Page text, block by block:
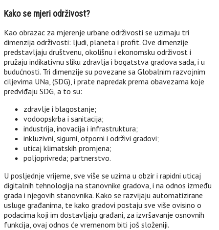
Kako se mjeri održivost?
Kao obrazac za mjerenje urbane održivosti se uzimaju tri
dimenzija održivosti: ljudi, planeta i profit. Ove dimenzije
predstavljaju društvenu, okolišnu i ekonomsku održivost i
pružaju indikativnu sliku zdravlja i bogatstva gradova sada, i u
budućnosti. Tri dimenzije su povezane sa Globalnim razvojnim
ciljevima UNa, (SDG), i prate napredak prema obavezama koje
predviđaju SDG, a to su:
zdravlje i blagostanje;
vodoopskrba i sanitacija;
industrija, inovacija i infrastruktura;
inkluzivni, sigurni, otporni i održivi gradovi;
uticaj klimatskih promjena;
poljoprivreda; partnerstvo.
U posljednje vrijeme, sve više se uzima u obzir i rapidni uticaj
digitalnih tehnologija na stanovnike gradova, i na odnos između
grada i njegovih stanovnika. Kako se razvijaju automatizirane
usluge građanima, te kako gradovi postaju sve više ovisino o
podacima koji im dostavljaju građani, za izvršavanje osnovnih
funkcija, ovaj odnos će vremenom biti još složeniji.